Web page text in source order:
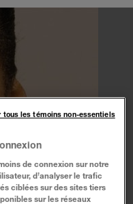
de connexion sur notre
d’analyser le trafic
ciblées sur des sites tiers
sur les réseaux
tous les témoins non-essentiels